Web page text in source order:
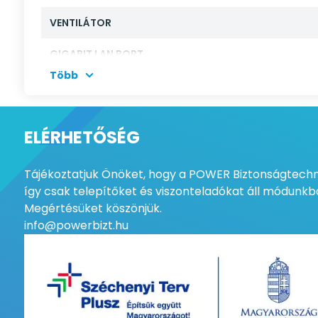
VENTILÁTOR
GIGABIT LAN PORT
TÁPELLÁTÁS
FIZIKAI (MAC) CÍM TÁBLA
FOGYASZTÁS
MŰKÖDÉSI HŐMÉRSÉKLET
MÉRETEK
MAXIMÁLIS HÁLÓZATI SEBESSÉG
Több
ELÉRHETŐSÉG
Tájékoztatjuk Önöket, hogy a POWER
így csak telepítőket és viszonteladókat áll
Megértésüket köszönjük.
info@powerbizt.hu